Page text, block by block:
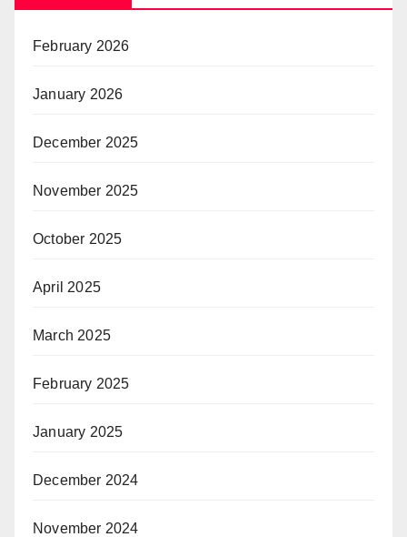
February 2026
January 2026
December 2025
November 2025
October 2025
April 2025
March 2025
February 2025
January 2025
December 2024
November 2024